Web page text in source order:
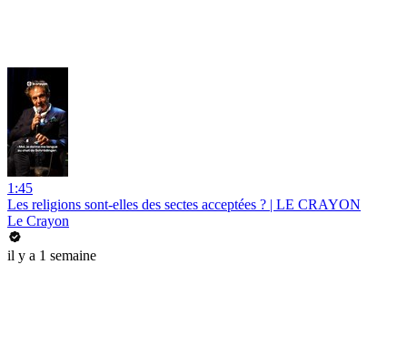
1:45
Les religions sont-elles des sectes acceptées ? | LE CRAYON
Le Crayon
il y a 1 semaine